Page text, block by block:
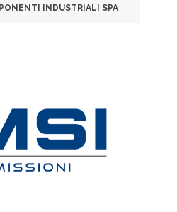
INDUSTRIALI SPA